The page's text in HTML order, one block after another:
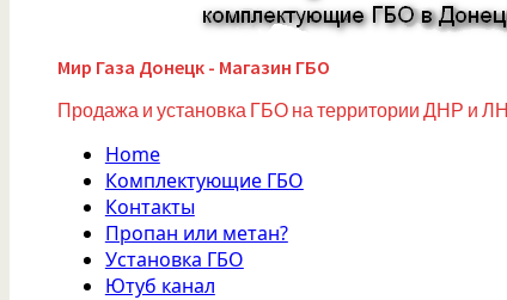
Мир Газа Донецк - Магазин ГБО
Продажа и установка ГБО на территории ДНР и
Home
Комплектующие ГБО
Контакты
Пропан или метан?
Установка ГБО
Ютуб канал